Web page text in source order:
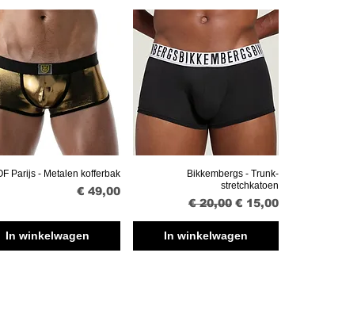
Snel overzicht
Parijs - Metalen kofferbak
Prijs
€ 49,00
In winkelwagen
Snel overzicht
Bikkembergs - Trunk-
stretchkatoen
Normale prijs
€ 20,00 Verkoopprijs
€ 15,00
In winkelwagen